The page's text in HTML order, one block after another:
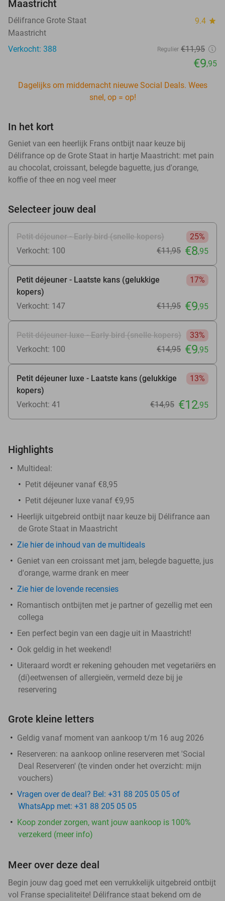
Maastricht
Délifrance Grote Staat 9.4 star
Maastricht
Verkocht: 388
Regulier €11,95
€9,95
Dagelijks om middernacht nieuwe Social Deals. Wees
snel, op = op!
In het kort
Geniet van een heerlijk Frans ontbijt naar keuze bij
Délifrance op de Grote Staat in hartje Maastricht: met pain
au chocolat, croissant, belegde baguette, jus d'orange,
koffie of thee en nog veel meer
Selecteer jouw deal
Petit déjeuner - Early bird (snelle kopers)
25%
Verkocht: 100
€11,95 €8,95
Petit déjeuner - Laatste kans (gelukkige
kopers)
17%
Verkocht: 147 €11,95 €9,95
Petit déjeuner luxe - Early bird (snelle kopers)
33%
Verkocht: 100
€14,95 €9,95
Petit déjeuner luxe - Laatste kans (gelukkige
kopers)
13%
Verkocht: 41 €14,95 €12,95
Highlights
Multideal:
Petit déjeuner vanaf €8,95
Petit déjeuner luxe vanaf €9,95
Heerlijk uitgebreid ontbijt naar keuze bij Délifrance aan
de Grote Staat in Maastricht
Zie hier de inhoud van de multideals
Geniet van een croissant met jam, belegde baguette, jus
d'orange, warme drank en meer
Zie hier de lovende recensies
Romantisch ontbijten met je partner of gezellig met een
collega
Een perfect begin van een dagje uit in Maastricht!
Ook geldig in het weekend!
Uiteraard wordt er rekening gehouden met vegetariërs en
(di)eetwensen of allergieën, vermeld deze bij je
reservering
Grote kleine letters
Geldig vanaf moment van aankoop t/m 16 aug 2026
Reserveren: na aankoop online reserveren met 'Social
Deal Reserveren' (te vinden onder het overzicht: mijn
vouchers)
Vragen over de deal? Bel: +31 88 205 05 05 of
WhatsApp met: +31 88 205 05 05
Koop zonder zorgen, want jouw aankoop is 100%
verzekerd (meer info)
Meer over deze deal
Begin jouw dag goed met een verrukkelijk uitgebreid ontbijt
vol Franse specialiteite! Délifrance staat bekend om de